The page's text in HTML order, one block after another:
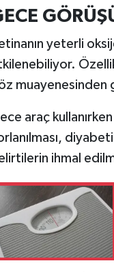
yeterli
muayenesinden
araç
ihmal